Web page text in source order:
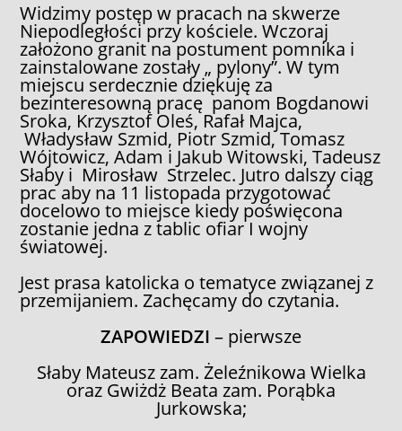
Widzimy postęp w pracach na skwerze
Niepodległości przy kościele. Wczoraj
założono granit na postument pomnika i
zainstalowane zostały „ pylony”. W tym
miejscu serdecznie dziękuję za
bezinteresowną pracę panom Bogdanowi
Sroka, Krzysztof Oleś, Rafał Majca,
Władysław Szmid, Piotr Szmid, Tomasz
Wójtowicz, Adam i Jakub Witowski, Tadeusz
Słaby i Mirosław Strzelec. Jutro dalszy ciąg
prac aby na 11 listopada przygotować
docelowo to miejsce kiedy poświęcona
zostanie jedna z tablic ofiar I wojny
światowej.
Jest prasa katolicka o tematyce związanej z
przemijaniem. Zachęcamy do czytania.
ZAPOWIEDZI – pierwsze
Słaby Mateusz zam. Żeleźnikowa Wielka
oraz Gwiżdż Beata zam. Porąbka
Jurkowska;